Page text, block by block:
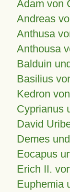
Adam von
Andreas
Anthusa
Anthousa
Balduin
Basilius
Kedron
Cyprianus
David
Demes
Eocapus
Erich II.
Euphemia